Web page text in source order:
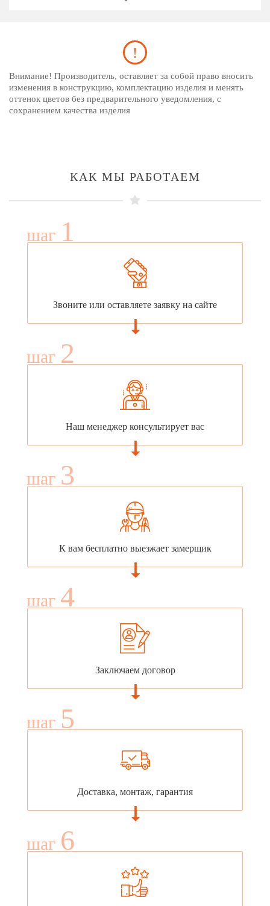
Внимание! Производитель, оставляет за собой право вносить
изменения в конструкцию, комплектацию изделия и менять
оттенок цветов без предварительного уведомления, с
сохранением качества изделия
КАК МЫ РАБОТАЕМ
шаг 1
Звоните или оставляете заявку на сайте
шаг 2
Наш менеджер консультирует вас
шаг 3
К вам бесплатно выезжает замерщик
шаг 4
Заключаем договор
шаг 5
Доставка, монтаж, гарантия
шаг 6